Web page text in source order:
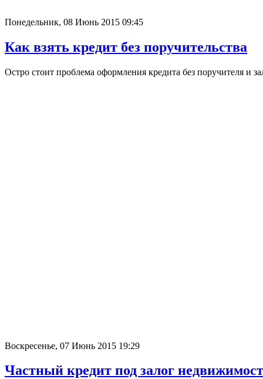
Понедельник, 08 Июнь 2015 09:45
Как взять кредит без поручительства
Остро стоит проблема оформления кредита без поручителя и
Воскресенье, 07 Июнь 2015 19:29
Частный кредит под залог